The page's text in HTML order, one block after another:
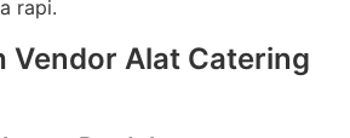
rapi.
Vendor Alat Catering